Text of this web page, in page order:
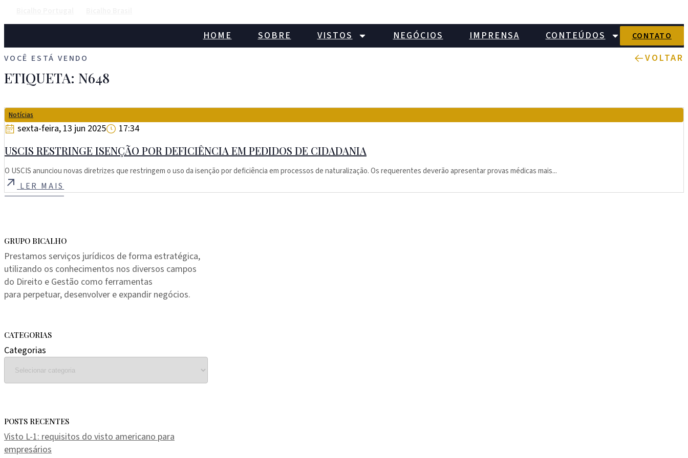
HOME SOBRE VISTOS NEGÓCIOS IMPRENSA CONTEÚDOS
CONTATO
VOCÊ ESTÁ VENDO
VOLTAR
ETIQUETA: N648
Notícias
sexta-feira, 13 jun 2025 17:34
USCIS RESTRINGE ISENÇÃO POR DEFICIÊNCIA EM PEDIDOS DE CIDADANIA
O USCIS anunciou novas diretrizes que restringem o uso da isenção por deficiência em processos de naturalização. Os requerentes deverão apresentar provas médicas mais...
LER MAIS
GRUPO BICALHO
Prestamos serviços jurídicos de forma estratégica,
utilizando os conhecimentos nos diversos campos
do Direito e Gestão como ferramentas
para perpetuar, desenvolver e expandir negócios.
CATEGORIAS
Categorias
POSTS RECENTES
Visto L-1: requisitos do visto americano para
empresários